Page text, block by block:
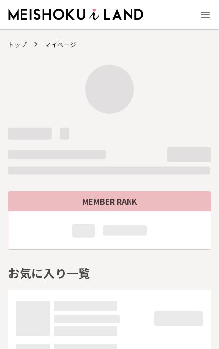
トップ マイページ
MEMBER RANK
お気に入り一覧